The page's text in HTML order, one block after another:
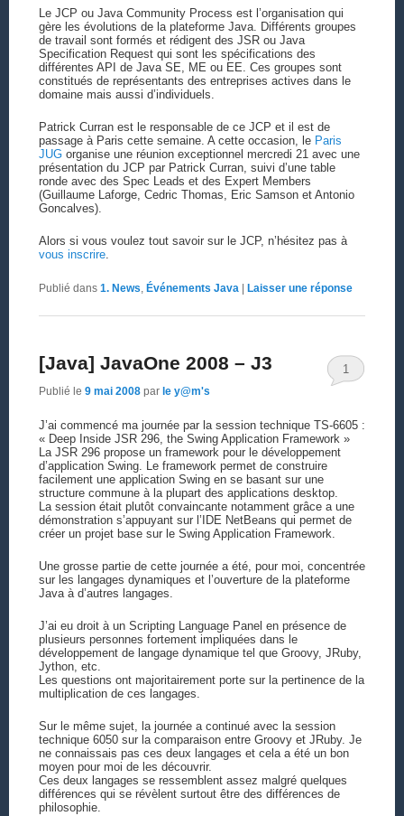
Le JCP ou Java Community Process est l’organisation qui
gère les évolutions de la plateforme Java. Différents groupes
de travail sont formés et rédigent des JSR ou Java
Specification Request qui sont les spécifications des
différentes API de Java SE, ME ou EE. Ces groupes sont
constitués de représentants des entreprises actives dans le
domaine mais aussi d’individuels.
Patrick Curran est le responsable de ce JCP et il est de
passage à Paris cette semaine. A cette occasion, le Paris
JUGorganise une réunion exceptionnel mercredi 21 avec une
présentation du JCP par Patrick Curran, suivi d’une table
ronde avec des Spec Leads et des Expert Members
(Guillaume Laforge, Cedric Thomas, Eric Samson et Antonio
Goncalves).
Alors si vous voulez tout savoir sur le JCP, n’hésitez pas à
vous inscrire.
Publié dans 1. News, Événements Java Laisser une réponse
[Java] JavaOne 2008 – J3
Publié le 9 mai 2008 par le y@m's
1
J’ai commencé ma journée par la session technique TS-6605 :
« Deep Inside JSR 296, the Swing Application Framework »
La JSR 296 propose un framework pour le développement
d’application Swing. Le framework permet de construire
facilement une application Swing en se basant sur une
structure commune à la plupart des applications desktop.
La session était plutôt convaincante notamment grâce a une
démonstration s’appuyant sur l’IDE NetBeans qui permet de
créer un projet base sur le Swing Application Framework.
Une grosse partie de cette journée a été, pour moi, concentrée
sur les langages dynamiques et l’ouverture de la plateforme
Java à d’autres langages.
J’ai eu droit à un Scripting Language Panel en présence de
plusieurs personnes fortement impliquées dans le
développement de langage dynamique tel que Groovy, JRuby,
Jython, etc.
Les questions ont majoritairement porte sur la pertinence de la
multiplication de ces langages.
Sur le même sujet, la journée a continué avec la session
technique 6050 sur la comparaison entre Groovy et JRuby. Je
ne connaissais pas ces deux langages et cela a été un bon
moyen pour moi de les découvrir.
Ces deux langages se ressemblent assez malgré quelques
différences qui se révèlent surtout être des différences de
philosophie.